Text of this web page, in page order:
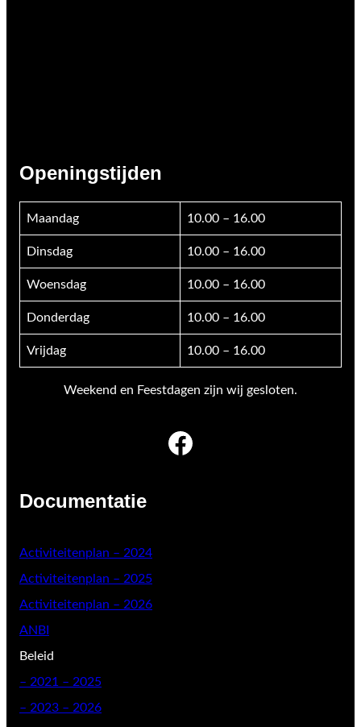
Openingstijden
Maandag 10.00 – 16.00
Dinsdag 10.00 – 16.00
Woensdag 10.00 – 16.00
Donderdag 10.00 – 16.00
Vrijdag 10.00 – 16.00
Weekend en Feestdagen zijn wij gesloten.
Facebook
Documentatie
Activiteitenplan – 2024
Activiteitenplan – 2025
Activiteitenplan – 2026
ANBI
Beleid
– 2021 – 2025
– 2023 – 2026